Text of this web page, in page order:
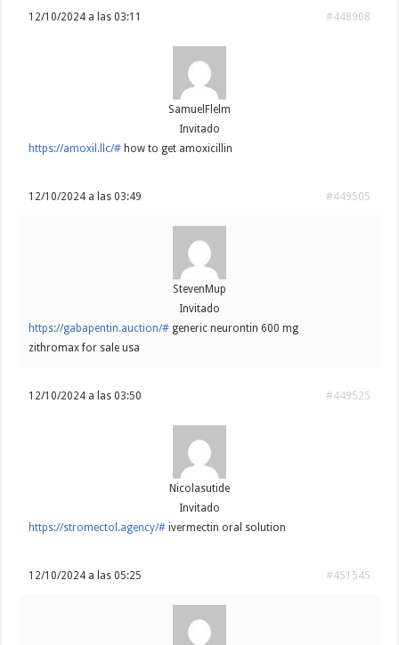
12/10/2024 a las 03:11 #448908
SamuelFlelm
Invitado
https://amoxil.llc/# how to get amoxicillin
12/10/2024 a las 03:49 #449505
StevenMup
Invitado
https://gabapentin.auction/# generic neurontin 600 mg
zithromax for sale usa
12/10/2024 a las 03:50 #449525
Nicolasutide
Invitado
https://stromectol.agency/# ivermectin oral solution
12/10/2024 a las 05:25 #451545